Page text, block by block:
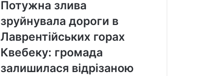
Потужна злива
зруйнувала дороги в
Лаврентійських горах
Квебеку: громада
залишилася відрізаною